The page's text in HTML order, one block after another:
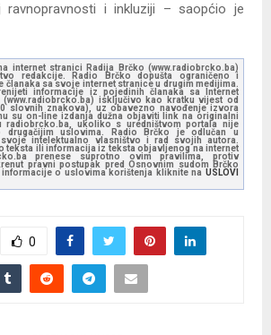
ravnopravnosti i inkluziji – saopćio je
internet stranici Radija Brčko (www.radiobrcko.ba)
redakcije. Radio Brčko dopušta ograničeno i
članaka sa svoje internet stranice u drugim medijima.
informacije iz pojedinih članaka sa Internet
(www.radiobrcko.ba) isključivo kao kratku vijest od
slovnih znakova), uz obavezno navođenje izvora
su on-line izdanja dužna objaviti link na originalni
radiobrcko.ba, ukoliko s uredništvom portala nije
drugačijim uslovima. Radio Brčko je odlučan u
intelektualno vlasništvo i rad svojih autora.
teksta ili informacija iz teksta objavljenog na internet
prenese suprotno ovim pravilima, protiv
pravni postupak pred Osnovnim sudom Brčko
o uslovima korištenja kliknite na USLOVI
0